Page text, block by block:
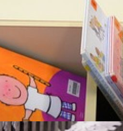
ΙΥΠ - Child Guarantee
Από την Ιδρυματική Φροντίδα στην Κοινότητα